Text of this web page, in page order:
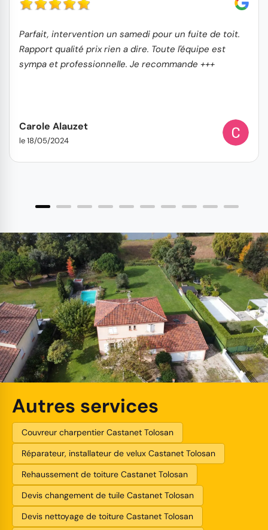
Parfait, intervention un samedi pour un fuite de toit.
Rapport qualité prix rien a dire. Toute l'équipe est
sympa et professionnelle. Je recommande +++
Carole Alauzet
le 18/05/2024
Autres services
Couvreur charpentier Castanet Tolosan
Réparateur, installateur de velux Castanet Tolosan
Rehaussement de toiture Castanet Tolosan
Devis changement de tuile Castanet Tolosan
Devis nettoyage de toiture Castanet Tolosan